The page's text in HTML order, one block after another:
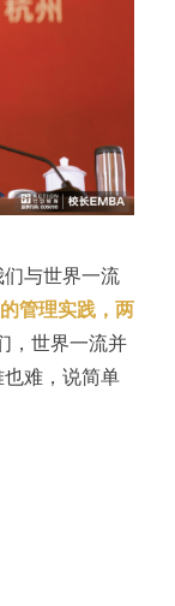
与世界一流
管理实践，两
，世界一流并
难，说简单